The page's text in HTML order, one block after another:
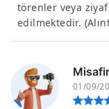
törenler veya
edilmektedir.
Misafir
01/09/